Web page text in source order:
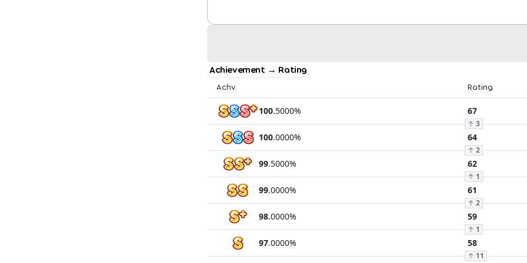
Achievement → Rating
Achv. Rating
100.5000% 67
↑ 3
100.0000% 64
↑ 2
99.5000% 62
↑ 1
99.0000% 61
↑ 2
98.0000% 59
↑ 1
97.0000% 58
↑ 11